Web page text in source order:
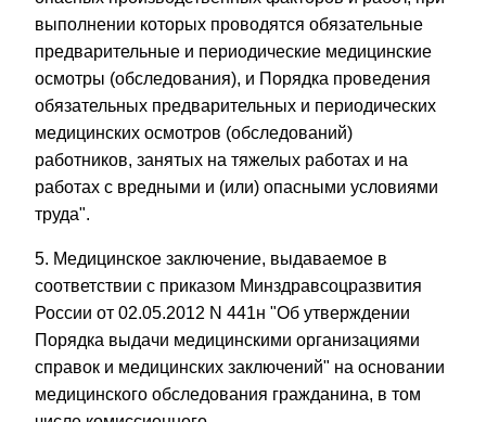
выполнении которых проводятся обязательные
предварительные и периодические медицинские
осмотры (обследования), и Порядка проведения
обязательных предварительных и периодических
медицинских осмотров (обследований)
работников, занятых на тяжелых работах и на
работах с вредными и (или) опасными условиями
труда".
5. Медицинское заключение, выдаваемое в
соответствии с приказом Минздравсоцразвития
России от 02.05.2012 N 441н "Об утверждении
Порядка выдачи медицинскими организациями
справок и медицинских заключений" на основании
медицинского обследования гражданина, в том